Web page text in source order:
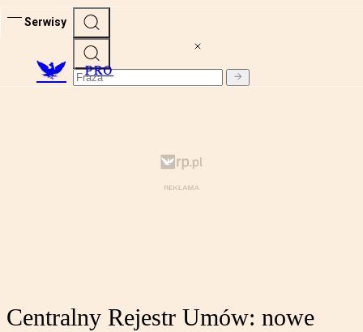
Serwisy
PRO
Centralny Rejestr Umów: nowe